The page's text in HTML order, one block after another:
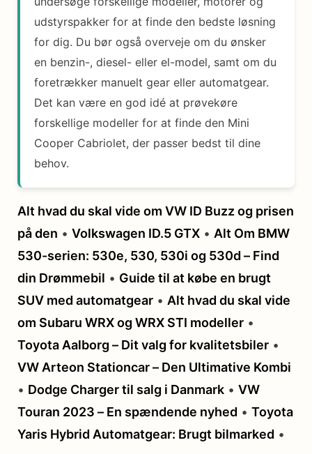
udstyrspakker for at finde den bedste løsning
for dig. Du bør også overveje om du ønsker
en benzin-, diesel- eller el-model, samt om du
foretrækker manuelt gear eller automatgear.
Det kan være en god idé at prøvekøre
forskellige modeller for at finde den Mini
Cooper Cabriolet, der passer bedst til dine
behov.
Alt hvad du skal vide om VW ID Buzz og prisen
på den • Volkswagen ID.5 GTX • Alt Om BMW
530-serien: 530e, 530, 530i og 530d – Find
din Drømmebil • Guide til at købe en brugt
SUV med automatgear • Alt hvad du skal vide
om Subaru WRX og WRX STI modeller •
Toyota Aalborg – Dit valg for kvalitetsbiler •
VW Arteon Stationcar – Den Ultimative Kombi
• Dodge Charger til salg i Danmark • VW
Touran 2023 – En spændende nyhed • Toyota
Yaris Hybrid Automatgear: Brugt bilmarked •